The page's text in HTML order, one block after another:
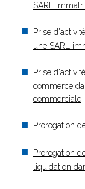
SARL
Prise
une SARL
Prise
commerce
commerciale
Prorogation
Prorogation
liquidation